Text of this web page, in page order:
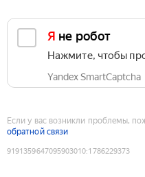
Я не робот
Нажмите, чтобы
Yandex SmartCaptcha
Если у вас возникли проблемы,
обратной связи
9191359647095903010:1786229373